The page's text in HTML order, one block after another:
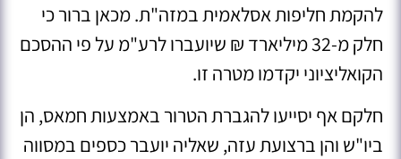
להקמת חליפות אסלאמית במזה"ת. מכאן ברור כי
חלק מ-32 מיליארד ₪ שיועברו לרע"מ על פי ההסכם
הקואליציוני יקדמו מטרה זו.
חלקם אף יסייעו להגברת הטרור באמצעות חמאס, הן
ביו"ש והן ברצועת עזה, שאליה יועבר כספים במסווה